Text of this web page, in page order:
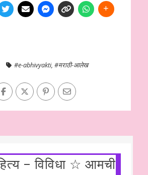
#e-abhivyakti, #मराठी-आलेख
– विविधा ☆ आमची‌